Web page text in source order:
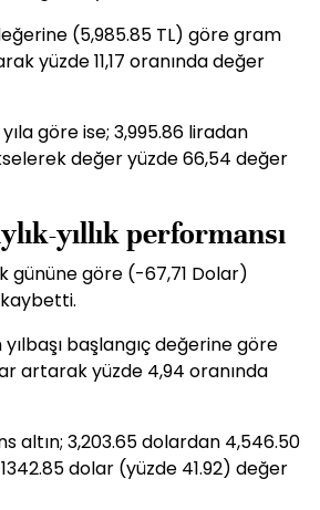
(5,985.85 TL) göre gram
yüzde 11,17 oranında değer
göre ise; 3,995.86 liradan
değer yüzde 66,54 değer
yıllık performansı
gününe göre (-67,71 Dolar)
başlangıç değerine göre
artarak yüzde 4,94 oranında
altın; 3,203.65 dolardan 4,546.50
dolar (yüzde 41.92) değer